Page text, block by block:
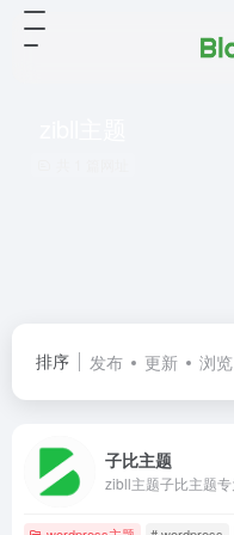
排序 发布 更新 浏览
子比主题